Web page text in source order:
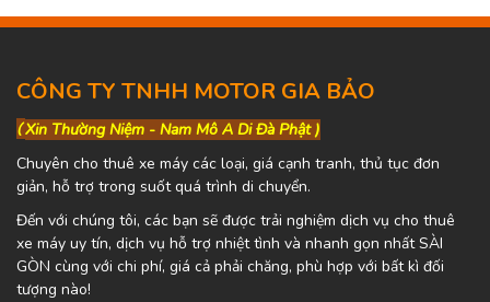
CÔNG TY TNHH MOTOR GIA BẢO
(Xin Thường Niệm - Nam Mô A Di Đà Phật )
Chuyên cho thuê xe máy các loại, giá cạnh tranh, thủ tục đơn
giản, hỗ trợ trong suốt quá trình di chuyển.
Đến với chúng tôi, các bạn sẽ được trải nghiệm dịch vụ cho thuê
xe máy uy tín, dịch vụ hỗ trợ nhiệt tình và nhanh gọn nhất SÀI
GÒN cùng với chi phí, giá cả phải chăng, phù hợp với bất kì đối
tượng nào!